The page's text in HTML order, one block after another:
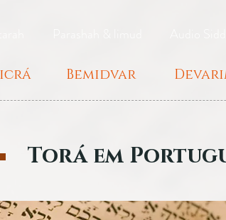
Bemidvar
Torá em